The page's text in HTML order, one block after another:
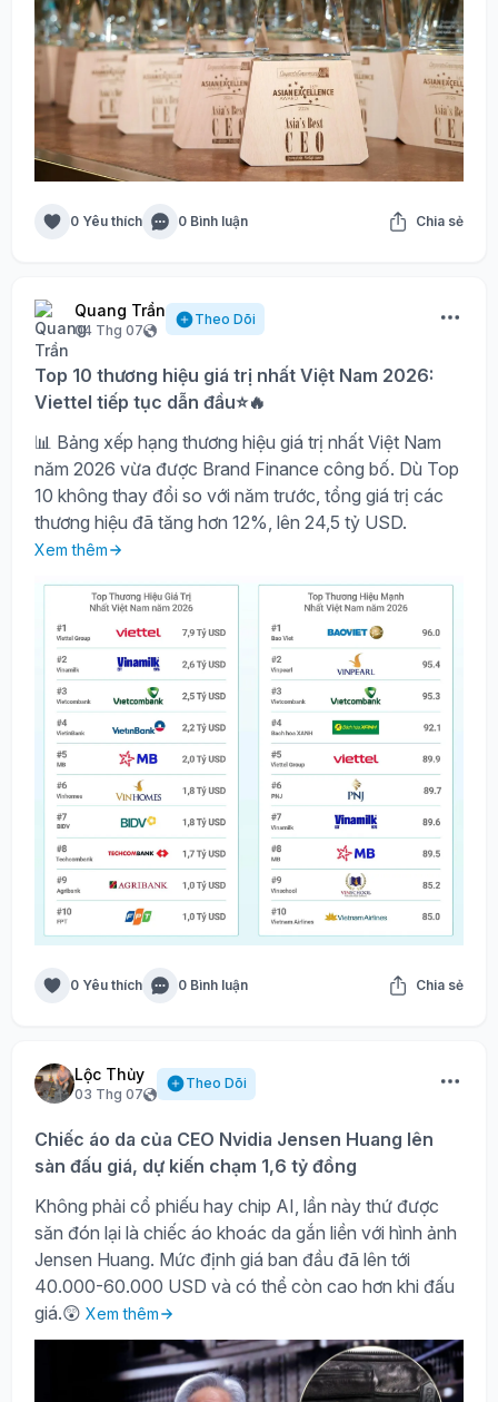
0 Yêu thích 0 Bình luận Chia sẻ
Quang Trần
04 Thg 07
Theo Dõi
Top 10 thương hiệu giá trị nhất Việt Nam 2026:
Viettel tiếp tục dẫn đầu⭐🔥
📊 Bảng xếp hạng thương hiệu giá trị nhất Việt Nam
năm 2026 vừa được Brand Finance công bố. Dù Top
10 không thay đổi so với năm trước, tổng giá trị các
thương hiệu đã tăng hơn 12%, lên 24,5 tỷ USD.
Xem thêm
0 Yêu thích 0 Bình luận Chia sẻ
Lộc Thủy
03 Thg 07
Theo Dõi
Chiếc áo da của CEO Nvidia Jensen Huang lên
sàn đấu giá, dự kiến chạm 1,6 tỷ đồng
Không phải cổ phiếu hay chip AI, lần này thứ được
săn đón lại là chiếc áo khoác da gắn liền với hình ảnh
Jensen Huang. Mức định giá ban đầu đã lên tới
40.000-60.000 USD và có thể còn cao hơn khi đấu
giá.😲 Xem thêm